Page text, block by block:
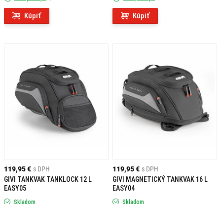
Kúpiť Kúpiť
119,95 € s DPH
GIVI TANKVAK TANKLOCK 12 L
EASY05
Skladom
119,95 € s DPH
GIVI MAGNETICKÝ TANKVAK 16 L
EASY04
Skladom